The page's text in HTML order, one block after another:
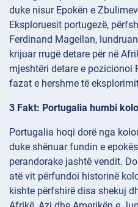
duke nisur Epokën e
Eksploruesit portugezë,
Ferdinand Magellan,
krijuar rrugë detare për në
mjeshtëri detare e pozicionoi
fazat e hershme të
3 Fakt: Portugalia humbi
Portugalia hoqi dorë nga
duke shënuar fundin e
perandorake jashtë vendit.
atë vit përfundoi historinë
kishte përfshirë disa shekuj